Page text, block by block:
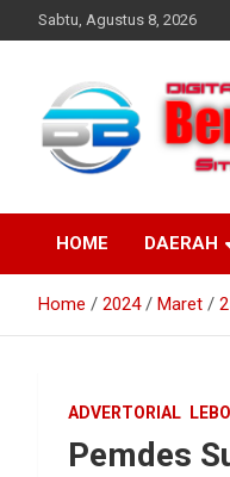
to
Sabtu, Agustus 8, 2026
HOME DAERAH
Home 2024 Maret
ADVERTORIAL
Pemdes